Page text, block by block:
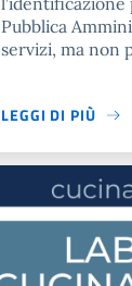
Pubblica
servizi, ma non
LEGGI DI PIÙ